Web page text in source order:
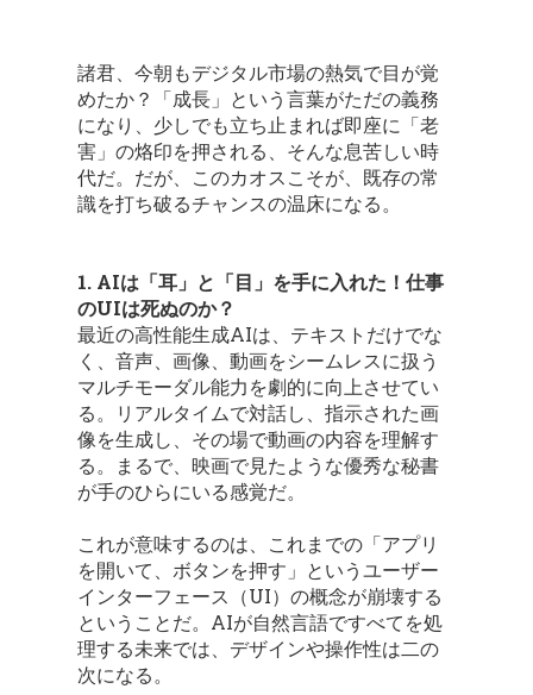
諸君、今朝もデジタル市場の熱気で目が覚
めたか？「成長」という言葉がただの義務
になり、少しでも立ち止まれば即座に「老
害」の烙印を押される、そんな息苦しい時
代だ。だが、このカオスこそが、既存の常
識を打ち破るチャンスの温床になる。
1. AIは「耳」と「目」を手に入れた！仕事
のUIは死ぬのか？
最近の高性能生成AIは、テキストだけでな
く、音声、画像、動画をシームレスに扱う
マルチモーダル能力を劇的に向上させてい
る。リアルタイムで対話し、指示された画
像を生成し、その場で動画の内容を理解す
る。まるで、映画で見たような優秀な秘書
が手のひらにいる感覚だ。
これが意味するのは、これまでの「アプリ
を開いて、ボタンを押す」というユーザー
インターフェース（UI）の概念が崩壊する
ということだ。AIが自然言語ですべてを処
理する未来では、デザインや操作性は二の
次になる。